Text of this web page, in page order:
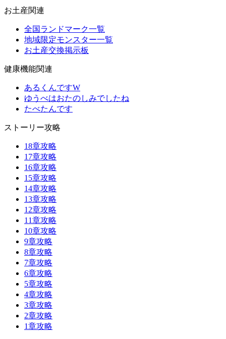
お土産関連
全国ランドマーク一覧
地域限定モンスター一覧
お土産交換掲示板
健康機能関連
あるくんですW
ゆうべはおたのしみでしたね
たべたんです
ストーリー攻略
18章攻略
17章攻略
16章攻略
15章攻略
14章攻略
13章攻略
12章攻略
11章攻略
10章攻略
9章攻略
8章攻略
7章攻略
6章攻略
5章攻略
4章攻略
3章攻略
2章攻略
1章攻略